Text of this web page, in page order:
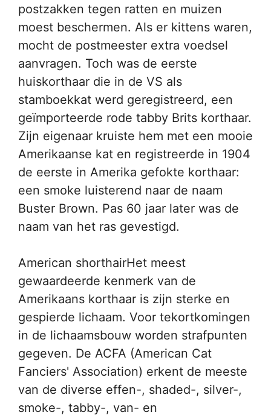
postzakken tegen ratten en muizen
moest beschermen. Als er kittens waren,
mocht de postmeester extra voedsel
aanvragen. Toch was de eerste
huiskorthaar die in de VS als
stamboekkat werd geregistreerd, een
geïmporteerde rode tabby Brits korthaar.
Zijn eigenaar kruiste hem met een mooie
Amerikaanse kat en registreerde in 1904
de eerste in Amerika gefokte korthaar:
een smoke luisterend naar de naam
Buster Brown. Pas 60 jaar later was de
naam van het ras gevestigd.
American shorthairHet meest
gewaardeerde kenmerk van de
Amerikaans korthaar is zijn sterke en
gespierde lichaam. Voor tekortkomingen
in de lichaamsbouw worden strafpunten
gegeven. De ACFA (American Cat
Fanciers' Association) erkent de meeste
van de diverse effen-, shaded-, silver-,
smoke-, tabby-, van- en